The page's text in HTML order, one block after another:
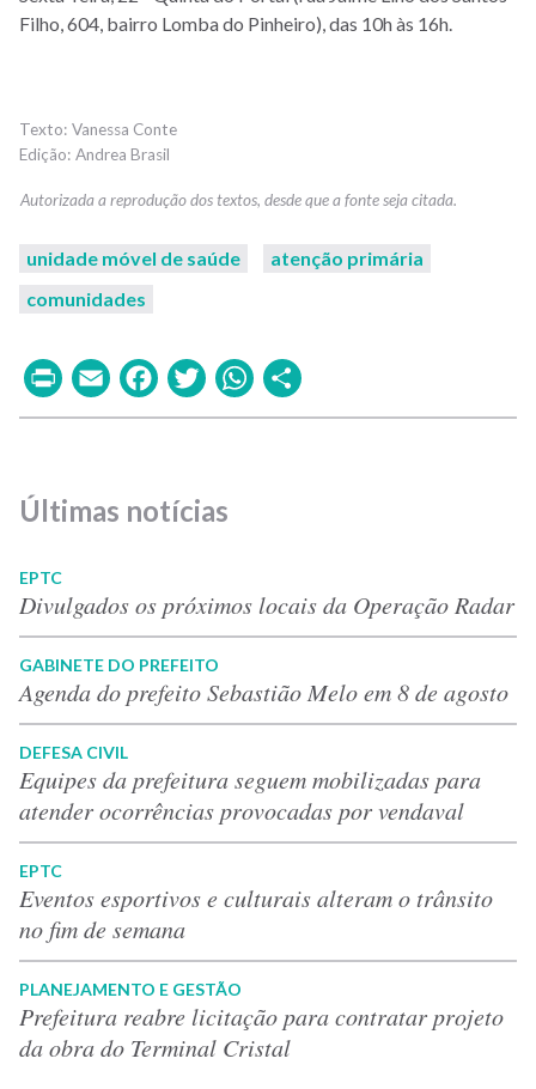
Filho, 604, bairro Lomba do Pinheiro), das 10h às 16h.
Vanessa Conte
Andrea Brasil
unidade móvel de saúde
atenção primária
comunidades
PrintEmailFacebook
TwitterWhatsApp
Últimas notícias
EPTC
Divulgados os próximos locais da Operação Radar
GABINETE DO PREFEITO
Agenda do prefeito Sebastião Melo em 8 de agosto
DEFESA CIVIL
Equipes da prefeitura seguem mobilizadas para
atender ocorrências provocadas por vendaval
EPTC
Eventos esportivos e culturais alteram o trânsito
no fim de semana
PLANEJAMENTO E GESTÃO
Prefeitura reabre licitação para contratar projeto
da obra do Terminal Cristal